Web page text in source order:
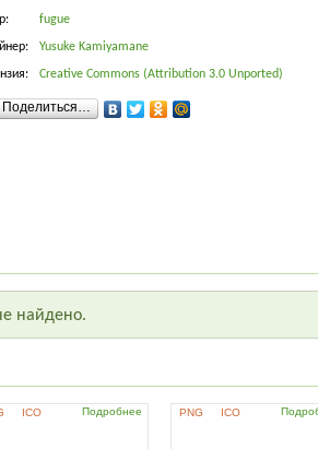
fugue
Yusuke Kamiyamane
Creative Commons (Attribution 3.0 Unported)
Поделиться…
найдено.
ICO Подробнее PNG ICO